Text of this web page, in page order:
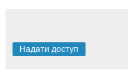
Надати доступ